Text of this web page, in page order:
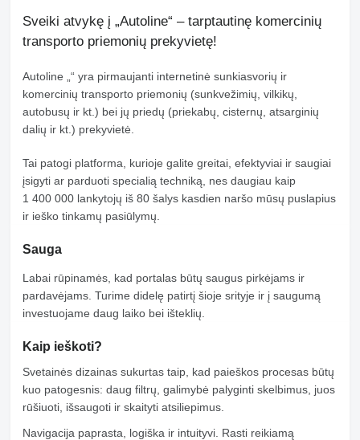
Sveiki atvykę į „Autoline“ – tarptautinę komercinių
transporto priemonių prekyvietę!
Autoline „“ yra pirmaujanti internetinė sunkiasvorių ir
komercinių transporto priemonių (sunkvežimių, vilkikų,
autobusų ir kt.) bei jų priedų (priekabų, cisternų, atsarginių
dalių ir kt.) prekyvietė.
Tai patogi platforma, kurioje galite greitai, efektyviai ir saugiai
įsigyti ar parduoti specialią techniką, nes daugiau kaip
1 400 000 lankytojų iš 80 šalys kasdien naršo mūsų puslapius
ir ieško tinkamų pasiūlymų.
Sauga
Labai rūpinamės, kad portalas būtų saugus pirkėjams ir
pardavėjams. Turime didelę patirtį šioje srityje ir į saugumą
investuojame daug laiko bei išteklių.
Kaip ieškoti?
Svetainės dizainas sukurtas taip, kad paieškos procesas būtų
kuo patogesnis: daug filtrų, galimybė palyginti skelbimus, juos
rūšiuoti, išsaugoti ir skaityti atsiliepimus.
Navigacija paprasta, logiška ir intuityvi. Rasti reikiamą